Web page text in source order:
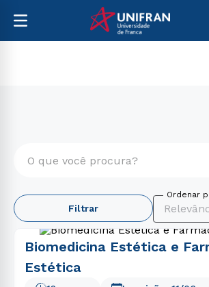
Filtrar
Biomedicina Estética e
Estética
TERMOS
2º
4º